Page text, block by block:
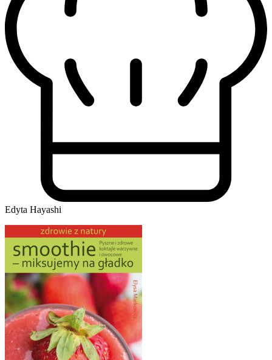
Edyta Hayashi